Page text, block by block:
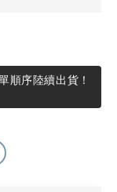
順序陸續出貨！